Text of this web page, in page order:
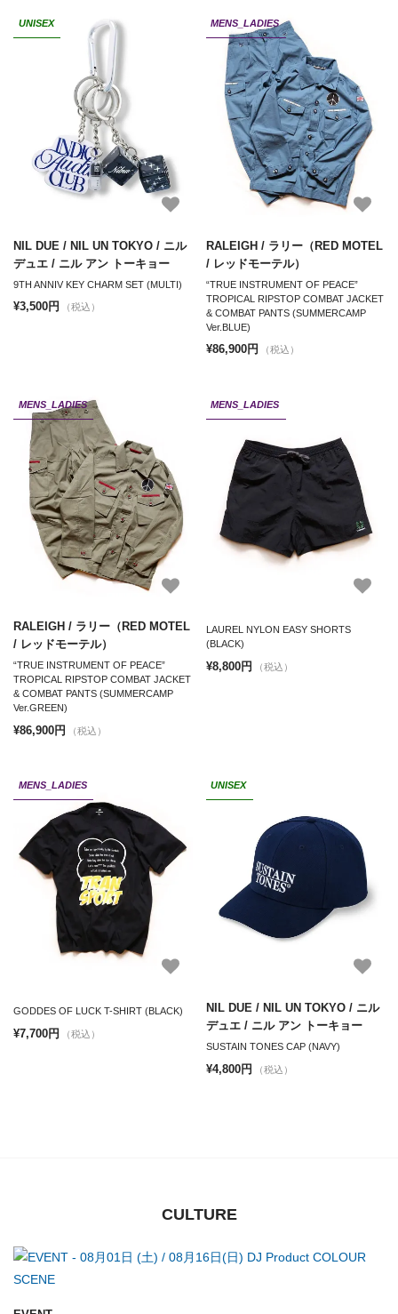
UNISEX
NIL DUE / NIL UN TOKYO / ニル
デュエ / ニル アン トーキョー
9TH ANNIV KEY CHARM SET (MULTI)
¥3,500円 （税込）
MENS_LADIES
RALEIGH / ラリー（RED MOTEL
/ レッドモーテル）
“TRUE INSTRUMENT OF PEACE”
TROPICAL RIPSTOP COMBAT JACKET
& COMBAT PANTS (SUMMERCAMP
Ver.BLUE)
¥86,900円 （税込）
MENS_LADIES
RALEIGH / ラリー（RED MOTEL
/ レッドモーテル）
“TRUE INSTRUMENT OF PEACE”
TROPICAL RIPSTOP COMBAT JACKET
& COMBAT PANTS (SUMMERCAMP
Ver.GREEN)
¥86,900円 （税込）
MENS_LADIES
LAUREL NYLON EASY SHORTS
(BLACK)
¥8,800円 （税込）
MENS_LADIES
GODDES OF LUCK T-SHIRT (BLACK)
¥7,700円 （税込）
UNISEX
NIL DUE / NIL UN TOKYO / ニル
デュエ / ニル アン トーキョー
SUSTAIN TONES CAP (NAVY)
¥4,800円 （税込）
CULTURE